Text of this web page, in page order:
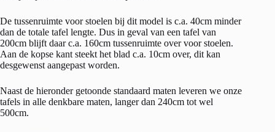
De tussenruimte voor stoelen bij dit model is c.a. 40cm minder
dan de totale tafel lengte. Dus in geval van een tafel van
200cm blijft daar c.a. 160cm tussenruimte over voor stoelen.
Aan de kopse kant steekt het blad c.a. 10cm over, dit kan
desgewenst aangepast worden.
Naast de hieronder getoonde standaard maten leveren we onze
tafels in alle denkbare maten, langer dan 240cm tot wel
500cm.